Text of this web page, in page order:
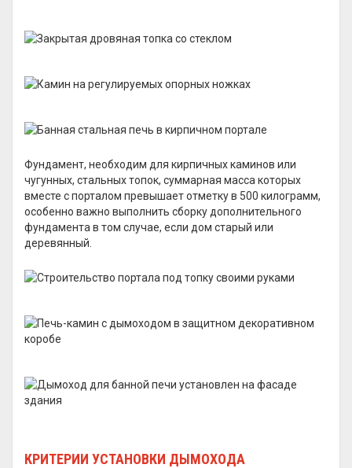
Фундамент, необходим для кирпичных каминов или
чугунных, стальных топок, суммарная масса которых
вместе с порталом превышает отметку в 500 килограмм,
особенно важно выполнить сборку дополнительного
фундамента в том случае, если дом старый или
деревянный.
КРИТЕРИИ УСТАНОВКИ ДЫМОХОДА